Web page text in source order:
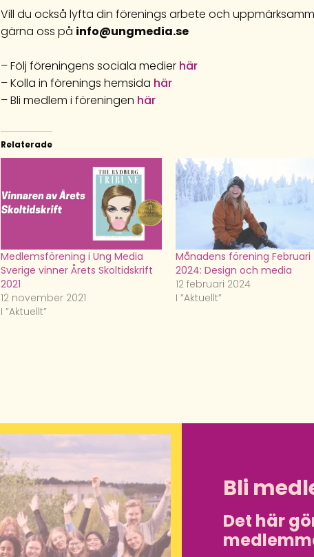
Vill du också lyfta din förenings arbete och
gärna oss på info@ungmedia.se
– Följ föreningens sociala medier här
– Kolla in förenings hemsida här
– Bli medlem i föreningen här
Relaterade
Medlemsförening i Ung Media
Sverige vinner Årets Skoltidskrift
2021
12 november 2021
I ”Aktuellt”
Månadens förening Februari
2024: Design och media
12 februari 2024
I ”Aktuellt”
Bli
Det här